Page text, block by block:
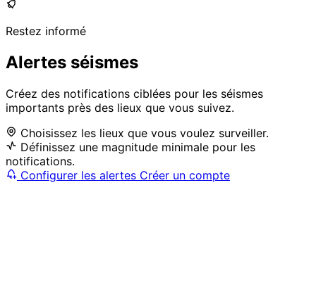
Restez informé
Alertes séismes
Créez des notifications ciblées pour les séismes
importants près des lieux que vous suivez.
Choisissez les lieux que vous voulez surveiller.
Définissez une magnitude minimale pour les
notifications.
Configurer les alertes Créer un compte